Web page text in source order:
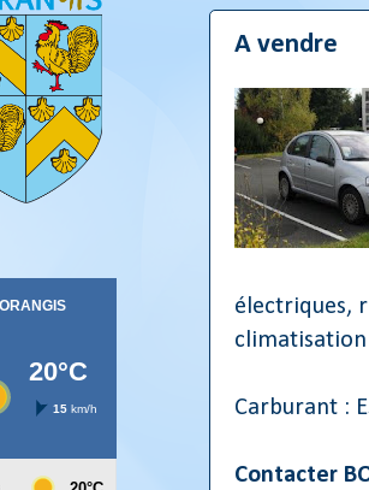
A vendre
électriques,
Carburant :
Contacter